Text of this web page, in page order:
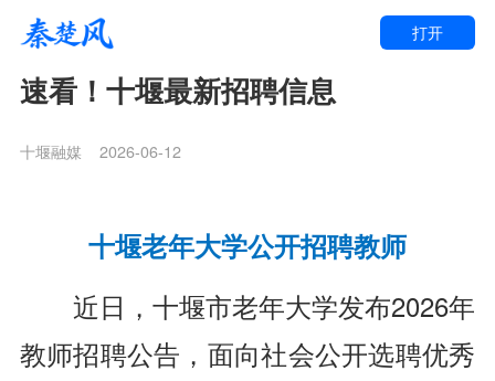
打开
速看！十堰最新招聘信息
十堰融媒 2026-06-12
十堰老年大学公开招聘教师
近日，十堰市老年大学发布2026年
教师招聘公告，面向社会公开选聘优秀